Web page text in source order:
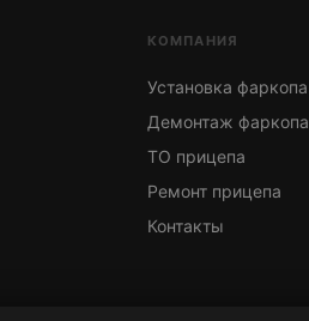
КОМПАНИЯ
Установка фаркопа
Демонтаж фаркопа
ТО прицепа
Ремонт прицепа
Контакты